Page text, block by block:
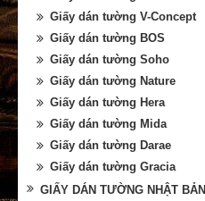
Giấy dán tường V-Concept
Giấy dán tường BOS
Giấy dán tường Soho
Giấy dán tường Nature
Giấy dán tường Hera
Giấy dán tường Mida
Giấy dán tường Darae
Giấy dán tường Gracia
GIẤY DÁN TƯỜNG NHẬT BẢN